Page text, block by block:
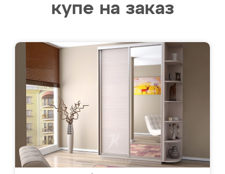
купе на заказ